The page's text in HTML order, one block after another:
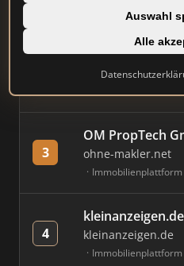
Auswahl
Alle
AVIV Germany
3
OM PropTech
ohne-makler.net
Immobilienplattform
4 kleinanzeigen.de
Immobilienplattform